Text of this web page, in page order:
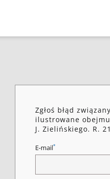
Zgłoś błąd
ilustrowane
J. Zielińskiego. R.
E-mail*